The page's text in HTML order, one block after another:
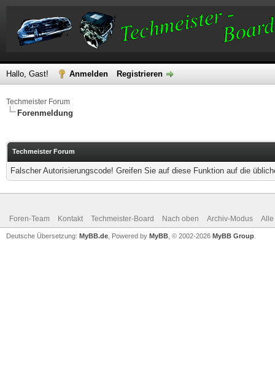
Hallo, Gast! Anmelden Registrieren
Techmeister Forum
Forenmeldung
Techmeister Forum
Falscher Autorisierungscode! Greifen Sie auf diese Funktion auf die
Foren-Team Kontakt Techmeister-Board Nach oben Archiv-Modus Alle
Deutsche Übersetzung: MyBB.de , Powered by MyBB , © 2002-2026 MyBB Group